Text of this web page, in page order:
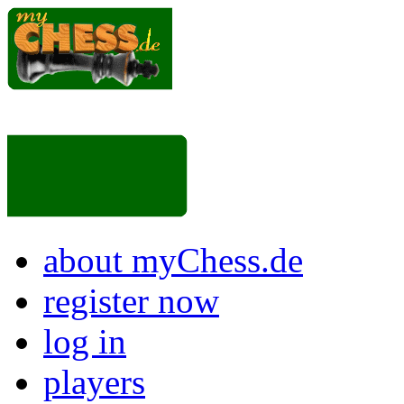
about myChess.de
register now
log in
players